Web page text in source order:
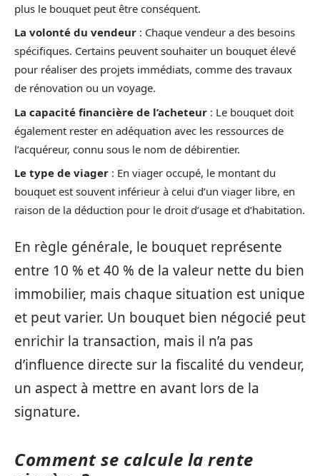
plus le bouquet peut être conséquent.
La volonté du vendeur : Chaque vendeur a des besoins
spécifiques. Certains peuvent souhaiter un bouquet élevé
pour réaliser des projets immédiats, comme des travaux
de rénovation ou un voyage.
La capacité financière de l’acheteur : Le bouquet doit
également rester en adéquation avec les ressources de
l’acquéreur, connu sous le nom de débirentier.
Le type de viager : En viager occupé, le montant du
bouquet est souvent inférieur à celui d’un viager libre, en
raison de la déduction pour le droit d’usage et d’habitation.
En règle générale, le bouquet représente
entre 10 % et 40 % de la valeur nette du bien
immobilier, mais chaque situation est unique
et peut varier. Un bouquet bien négocié peut
enrichir la transaction, mais il n’a pas
d’influence directe sur la fiscalité du vendeur,
un aspect à mettre en avant lors de la
signature.
Comment se calcule la rente